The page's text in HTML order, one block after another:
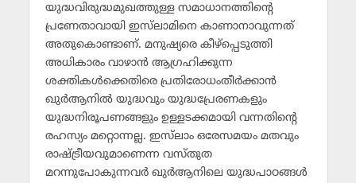
യുദ്ധവിരുദ്ധമുഖത്തുള്ള സമാധാനത്തിന്റെ
പ്രണേതാവായി ഇസ്‌ലാമിനെ കാണാനാവുന്നത്
അതുകൊണ്ടാണ്. മനുഷ്യരെ കീഴ്‌പ്പെടുത്തി
അധികാരം വാഴാന്‍ ആഗ്രഹിക്കുന്ന
ശക്തികള്‍ക്കെതിരെ പ്രതിരോധംതീര്‍ക്കാന്‍
ഖുര്‍ആനില്‍ യുദ്ധവും യുദ്ധപ്രേരണകളും
യുദ്ധനിരൂപണങ്ങളും ഉള്ളടക്കമായി വന്നതിന്റെ
രഹസ്യം മറ്റൊന്നല്ല. ഇസ്‌ലാം ഒരേസമയം മതവും
രാഷ്ട്രീയവുമാണെന്ന വസ്തുത
മറന്നുപോകുന്നവര്‍ ഖുര്‍ആനിലെ യുദ്ധപാഠങ്ങള്‍